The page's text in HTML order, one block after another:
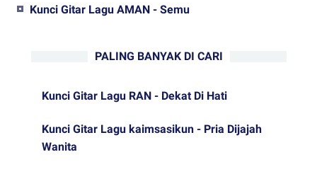
Kunci Gitar Lagu AMAN - Semu
PALING BANYAK DI CARI
Kunci Gitar Lagu RAN - Dekat Di Hati
Kunci Gitar Lagu kaimsasikun - Pria Dijajah
Wanita